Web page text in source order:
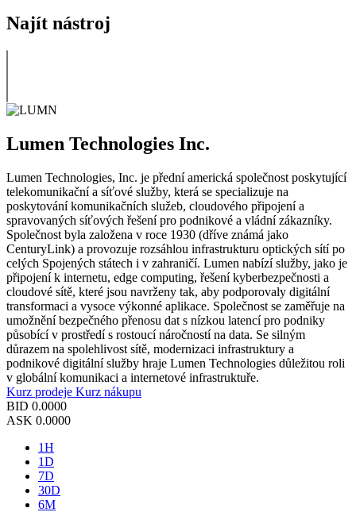
Najít nástroj
Lumen Technologies Inc.
Lumen Technologies, Inc. je přední americká společnost poskytující
telekomunikační a síťové služby, která se specializuje na
poskytování komunikačních služeb, cloudového připojení a
spravovaných síťových řešení pro podnikové a vládní zákazníky.
Společnost byla založena v roce 1930 (dříve známá jako
CenturyLink) a provozuje rozsáhlou infrastrukturu optických sítí po
celých Spojených státech i v zahraničí. Lumen nabízí služby, jako je
připojení k internetu, edge computing, řešení kyberbezpečnosti a
cloudové sítě, které jsou navrženy tak, aby podporovaly digitální
transformaci a vysoce výkonné aplikace. Společnost se zaměřuje na
umožnění bezpečného přenosu dat s nízkou latencí pro podniky
působící v prostředí s rostoucí náročností na data. Se silným
důrazem na spolehlivost sítě, modernizaci infrastruktury a
podnikové digitální služby hraje Lumen Technologies důležitou roli
v globální komunikaci a internetové infrastruktuře.
Kurz prodeje Kurz nákupu
BID 0.0000
ASK 0.0000
1H
1D
7D
30D
6M